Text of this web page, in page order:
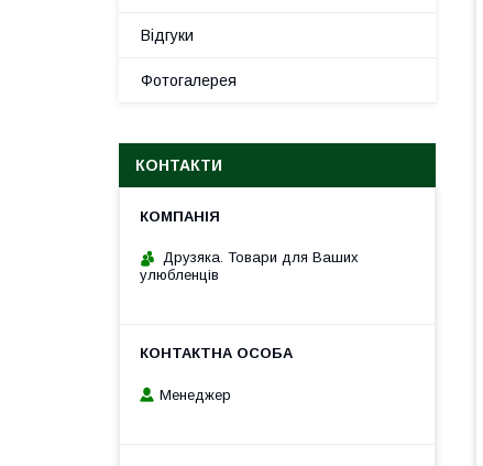
Відгуки
Фотогалерея
КОНТАКТИ
Друзяка. Товари для Ваших
улюбленців
Менеджер